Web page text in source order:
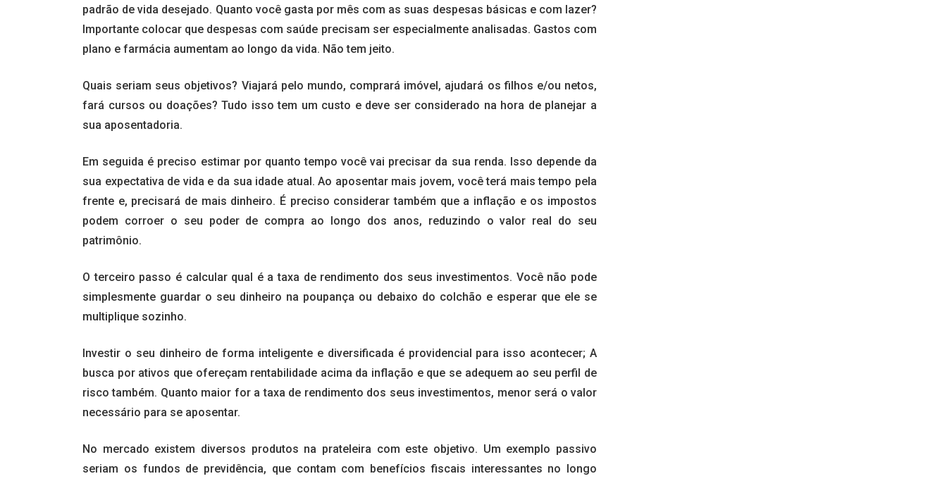
padrão de vida desejado. Quanto você gasta por mês com as suas despesas básicas e com lazer?
Importante colocar que despesas com saúde precisam ser especialmente analisadas. Gastos com
plano e farmácia aumentam ao longo da vida. Não tem jeito.
Quais seriam seus objetivos? Viajará pelo mundo, comprará imóvel, ajudará os filhos e/ou netos,
fará cursos ou doações? Tudo isso tem um custo e deve ser considerado na hora de planejar a
sua aposentadoria.
Em seguida é preciso estimar por quanto tempo você vai precisar da sua renda. Isso depende da
sua expectativa de vida e da sua idade atual. Ao aposentar mais jovem, você terá mais tempo pela
frente e, precisará de mais dinheiro. É preciso considerar também que a inflação e os impostos
podem corroer o seu poder de compra ao longo dos anos, reduzindo o valor real do seu
patrimônio.
O terceiro passo é calcular qual é a taxa de rendimento dos seus investimentos. Você não pode
simplesmente guardar o seu dinheiro na poupança ou debaixo do colchão e esperar que ele se
multiplique sozinho.
Investir o seu dinheiro de forma inteligente e diversificada é providencial para isso acontecer; A
busca por ativos que ofereçam rentabilidade acima da inflação e que se adequem ao seu perfil de
risco também. Quanto maior for a taxa de rendimento dos seus investimentos, menor será o valor
necessário para se aposentar.
No mercado existem diversos produtos na prateleira com este objetivo. Um exemplo passivo
seriam os fundos de previdência, que contam com benefícios fiscais interessantes no longo